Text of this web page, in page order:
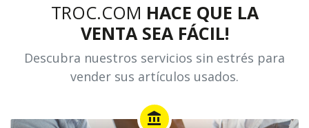
TROC.COM HACE QUE LA
VENTA SEA FÁCIL!
Descubra nuestros servicios sin estrés para
vender sus artículos usados.
account_balance